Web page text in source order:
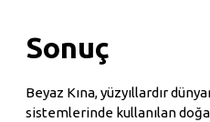
Sonuç
Beyaz Kına, yüzyıllardır
sistemlerinde kullanılan